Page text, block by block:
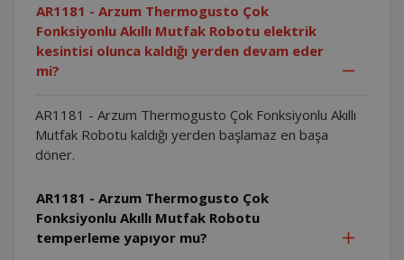
AR1181 - Arzum Thermogusto Çok
Fonksiyonlu Akıllı Mutfak Robotu elektrik
kesintisi olunca kaldığı yerden devam eder
mi?
AR1181 - Arzum Thermogusto Çok Fonksiyonlu Akıllı
Mutfak Robotu kaldığı yerden başlamaz en başa
döner.
AR1181 - Arzum Thermogusto Çok
Fonksiyonlu Akıllı Mutfak Robotu
temperleme yapıyor mu?